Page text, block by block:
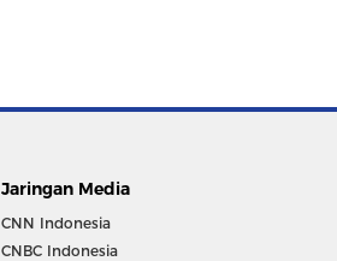
Jaringan Media
CNN Indonesia
CNBC Indonesia